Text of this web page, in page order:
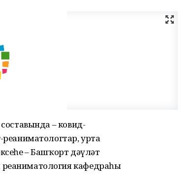
– ковид-
реаниматологтар, урта
– Башҡорт дәүләт
кафедраһы